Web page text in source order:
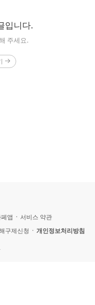
입니다.
주세요.
앱
서비스 약관
구제신청 개인정보처리방침